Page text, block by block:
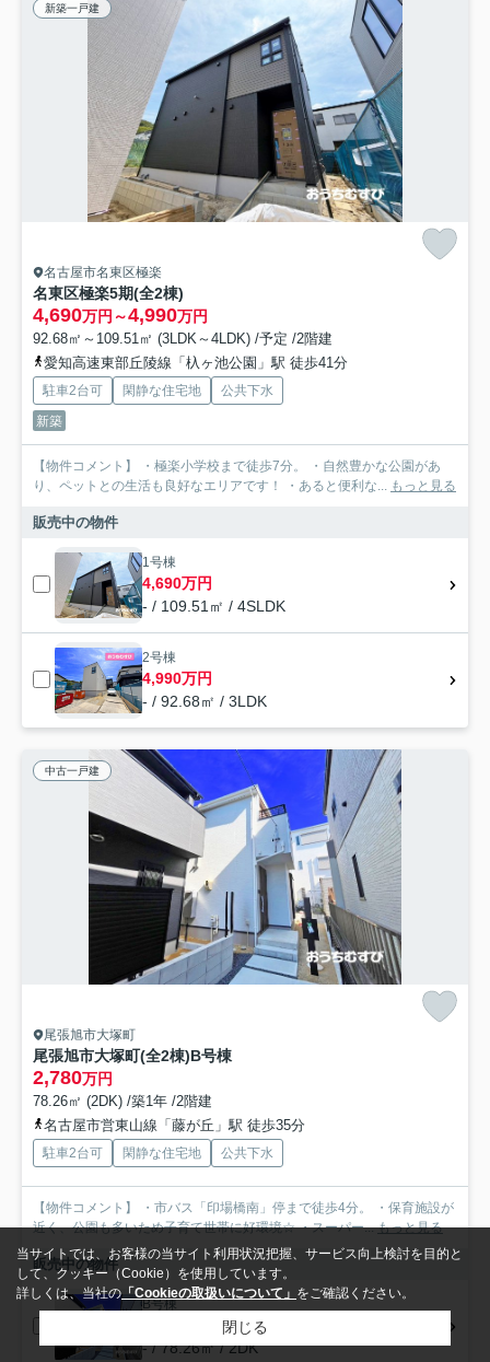
新築一戸建
名古屋市名東区極楽
名東区極楽5期(全2棟)
4,690万円～4,990万円
92.68㎡～109.51㎡ (3LDK～4LDK) /予定 /2階建
愛知高速東部丘陵線「杁ヶ池公園」駅 徒歩41分
駐車2台可 閑静な住宅地
公共下水
新築
【物件コメント】 ・極楽小学校まで徒歩7分。 ・自然豊かな公園があ
り、ペットとの生活も良好なエリアです！ ・あると便利な...
もっと見る
販売中の物件
1号棟
4,690万円
- / 109.51㎡ / 4SLDK
2号棟
4,990万円
- / 92.68㎡ / 3LDK
中古一戸建
尾張旭市大塚町
尾張旭市大塚町(全2棟)B号棟
2,780万円
78.26㎡ (2DK) /築1年 /2階建
名古屋市営東山線「藤が丘」駅 徒歩35分
駐車2台可 閑静な住宅地 公共下水
【物件コメント】 ・市バス「印場橋南」停まで徒歩4分。 ・保育施設が
近く、公園も多いため子育て世帯に好環境☆ ・スーパー...もっと見る
販売中の物件
B号棟
- / 78.26㎡ / 2DK
当サイトでは、お客様の当サイト利用状況把握、サービス向上検討を目的と
して、クッキー（Cookie）を使用しています。
詳しくは、当社の「Cookieの取扱いについて」 をご確認ください。
閉じる